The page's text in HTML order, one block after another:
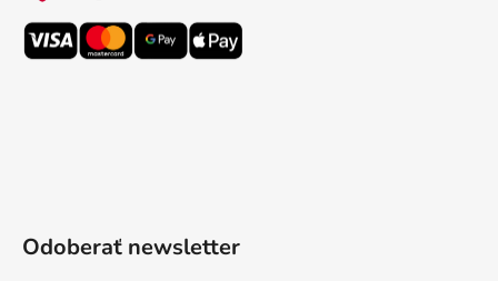
Odoberať newsletter